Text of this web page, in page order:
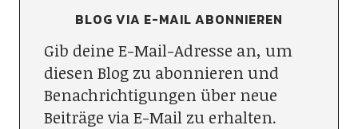
BLOG VIA E-MAIL ABONNIEREN
Gib deine E-Mail-Adresse an, um
diesen Blog zu abonnieren und
Benachrichtigungen über neue
Beiträge via E-Mail zu erhalten.